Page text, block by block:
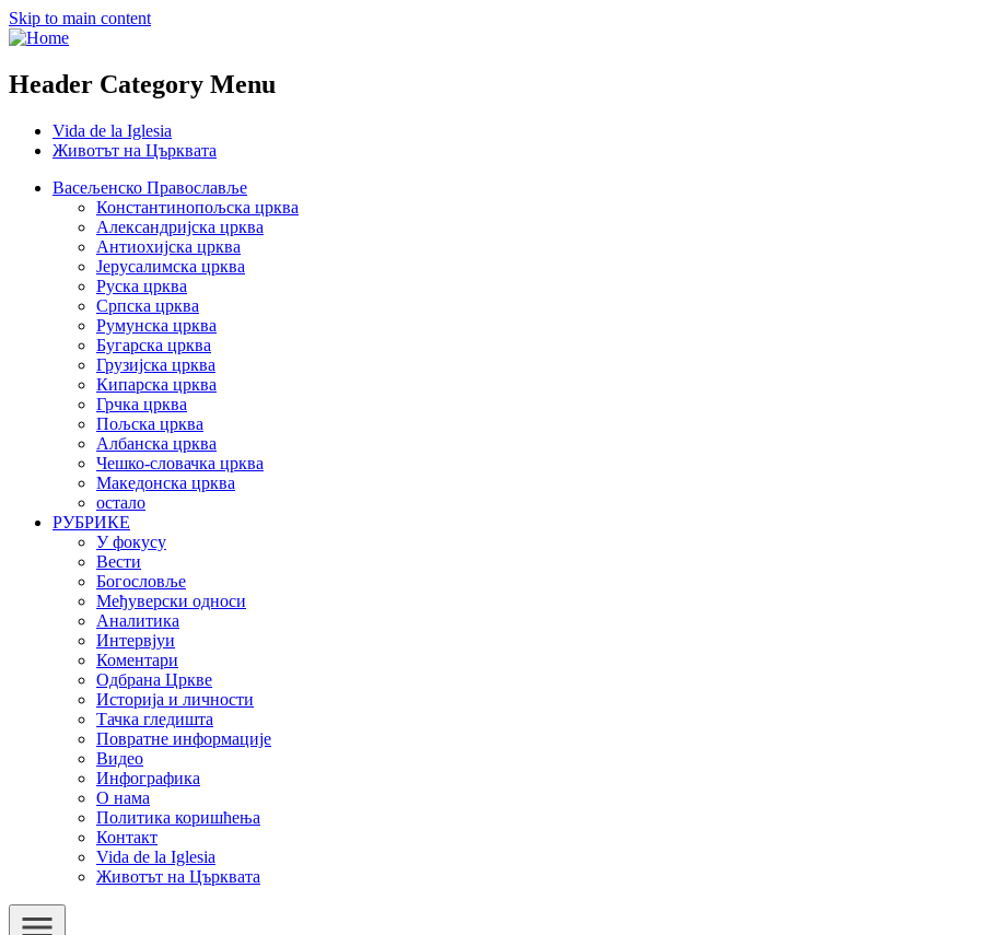
Skip to main content
Header Category Menu
Vida de la Iglesia
Животът на Църквата
Васељенско Православље
Константинопољска црква
Александријска црква
Антиохијска црква
Јерусалимска црква
Руска црква
Српска црква
Румунска црква
Бугарска црква
Грузијска црква
Кипарска црква
Грчка црква
Пољска црква
Албанска црква
Чешко-словачка црква
Македонска црква
остало
РУБРИКЕ
У фокусу
Вести
Богословље
Међуверски односи
Аналитика
Интервјуи
Коментари
Одбрана Цркве
Историја и личности
Тачка гледишта
Повратне информације
Видео
Инфографика
О нама
Политика коришћења
Контакт
Vida de la Iglesia
Животът на Църквата